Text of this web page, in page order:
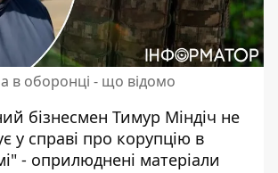
в оборонці - що відомо
бізнесмен Тимур Міндіч не
у справі про корупцію в
- оприлюднені матеріали